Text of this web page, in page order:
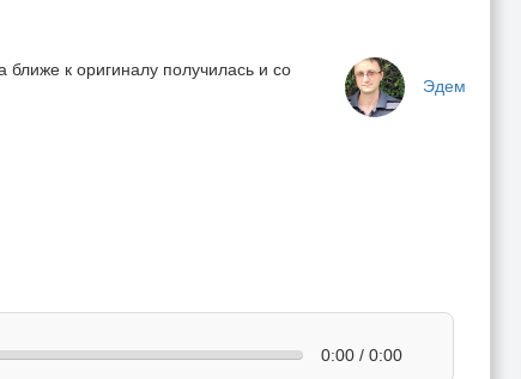
Эдем
к оригиналу получилась и со
0:00 / 0:00